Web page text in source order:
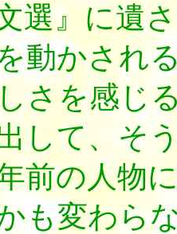
』に遺さ
動かされ
さを感じ
して、そ
前の人物
も変わら